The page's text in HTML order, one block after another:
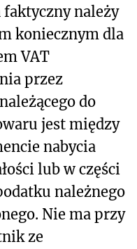
należy
koniecznym dla
VAT
przez
do
jest między
nabycia
lub w części
należnego
Nie ma przy
ze